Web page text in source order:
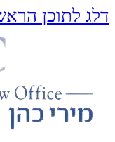
לתוכן הראשי